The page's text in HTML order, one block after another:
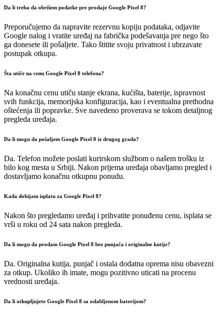
Da li treba da obrišem podatke pre prodaje Google Pixel 8?
Preporučujemo da napravite rezervnu kopiju podataka, odjavite
Google nalog i vratite uređaj na fabrička podešavanja pre nego što
ga donesete ili pošaljete. Tako štitite svoju privatnost i ubrzavate
postupak otkupa.
Šta utiče na cenu Google Pixel 8 telefona?
Na konačnu cenu utiču stanje ekrana, kućišta, baterije, ispravnost
svih funkcija, memorijska konfiguracija, kao i eventualna prethodna
oštećenja ili popravke. Sve navedeno proverava se tokom detaljnog
pregleda uređaja.
Da li mogu da pošaljem Google Pixel 8 iz drugog grada?
Da. Telefon možete poslati kurirskom službom o našem trošku iz
bilo kog mesta u Srbiji. Nakon prijema uređaja obavljamo pregled i
dostavljamo konačnu otkupnu ponudu.
Kada dobijam isplatu za Google Pixel 8?
Nakon što pregledamo uređaj i prihvatite ponuđenu cenu, isplata se
vrši u roku od 24 sata nakon pregleda.
Da li mogu da prodam Google Pixel 8 bez punjača i originalne kutije?
Da. Originalna kutija, punjač i ostala dodatna oprema nisu obavezni
za otkup. Ukoliko ih imate, mogu pozitivno uticati na procenu
vrednosti uređaja.
Da li otkupljujete Google Pixel 8 sa oslabljenom baterijom?